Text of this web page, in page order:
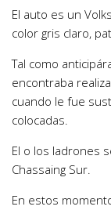
El auto es un
color gris claro,
Tal como
encontraba
cuando le fue
colocadas.
El o los ladrones
Chassaing Sur.
En estos